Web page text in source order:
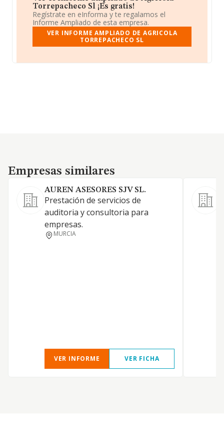
Torrepacheco Sl ¡Es gratis!
Regístrate en eInforma y te regalamos el
Informe Ampliado de esta empresa.
VER INFORME AMPLIADO DE AGRICOLA
TORREPACHECO SL
Empresas similares
Empresas similares
AUREN ASESORES SJV SL.
Prestación de servicios de
auditoria y consultoria para
empresas.
MURCIA
VER INFORME VER FICHA